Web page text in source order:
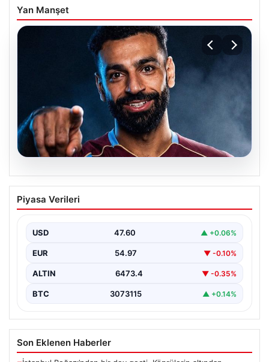
Yan Manşet
05.08.2026
Mohamed Salah transferinin detayları
açıklandı!
Piyasa Verileri
USD 47.60 ▲ +0.06%
EUR 54.97 ▼ -0.10%
ALTIN 6473.4 ▼ -0.35%
BTC 3073115 ▲ +0.14%
Son Eklenen Haberler